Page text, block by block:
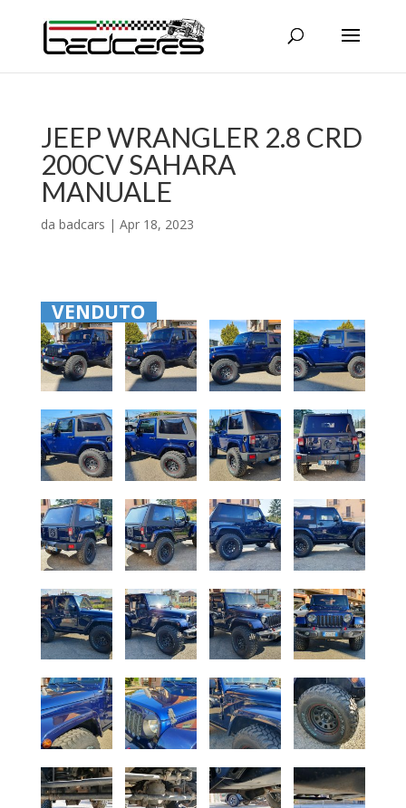
JEEP WRANGLER 2.8 CRD
200CV SAHARA
MANUALE
da badcars | Apr 18, 2023
VENDUTO